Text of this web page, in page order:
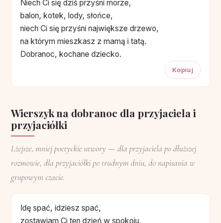
Niech Ci się dziś przyśni morze,
balon, kotek, lody, słońce,
niech Ci się przyśni największe drzewo,
na którym mieszkasz z mamą i tatą.
Dobranoc, kochane dziecko.
Kopiuj
Wierszyk na dobranoc dla przyjaciela i
przyjaciółki
Lżejsze, mniej poetyckie utwory — dla przyjaciela po dłuższej
rozmowie, dla przyjaciółki po trudnym dniu, do napisania w
grupowym czacie.
Idę spać, idziesz spać,
zostawiam Ci ten dzień w spokoju,